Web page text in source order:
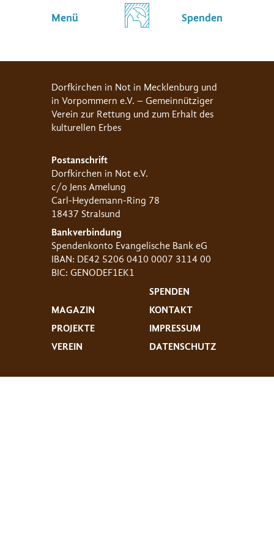
Menü Spenden
Dorfkirchen in Not in Mecklenburg und
in Vorpommern e.V. – Gemeinnütziger
Verein zur Rettung und zum Erhalt des
kulturellen Erbes
Postanschrift
Dorfkirchen in Not e.V.
c/o Jens Amelung
Carl-Heydemann-Ring 78
18437 Stralsund
Bankverbindung
Spendenkonto Evangelische Bank eG
IBAN: DE42 5206 0410 0007 3114 00
BIC: GENODEF1EK1
MAGAZIN
PROJEKTE
VEREIN
SPENDEN
KONTAKT
IMPRESSUM
DATENSCHUTZ